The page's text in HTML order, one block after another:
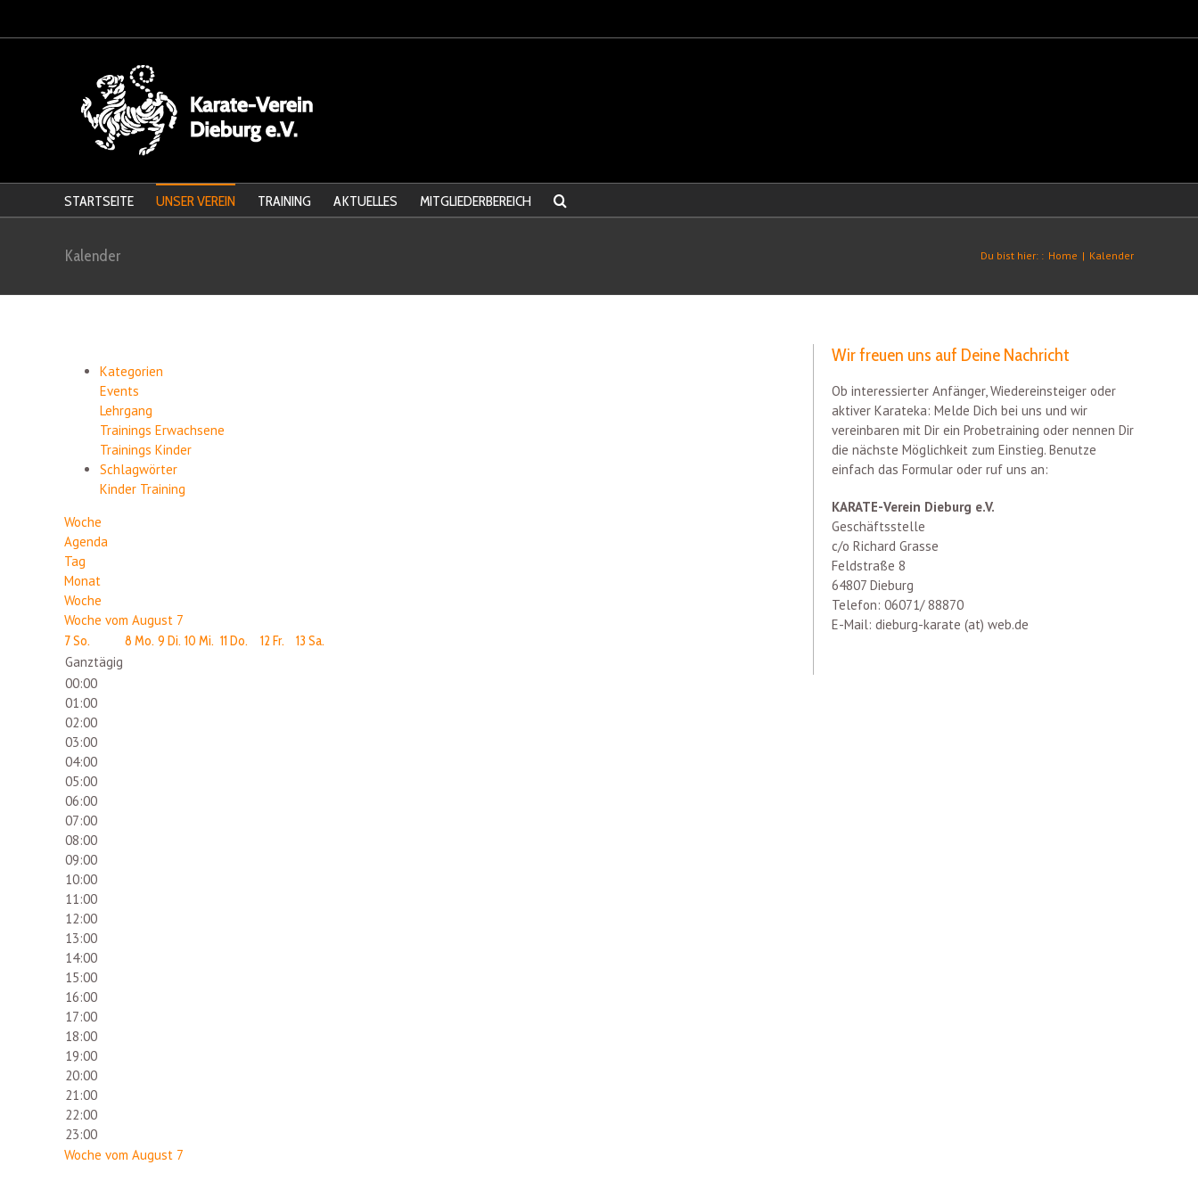
STARTSEITE UNSER VEREIN TRAINING AKTUELLES MITGLIEDERBEREICH
Kalender Du bist hier: : Home | Kalender
Kategorien
Events
Lehrgang
Trainings Erwachsene
Trainings Kinder
Schlagwörter
Kinder Training
Woche
Agenda
Tag
Monat
Woche
Woche vom August 7
7So. 8 Mo. 9 Di. 10 Mi. 11 Do. 12 Fr. 13 Sa.
Ganztägig
00:00
01:00
02:00
03:00
04:00
05:00
06:00
07:00
08:00
09:00
10:00
11:00
12:00
13:00
14:00
15:00
16:00
17:00
18:00
19:00
20:00
21:00
22:00
23:00
Woche vom August 7
Wir freuen uns auf Deine Nachricht
Ob interessierter Anfänger, Wiedereinsteiger oder
aktiver Karateka: Melde Dich bei uns und wir
vereinbaren mit Dir ein Probetraining oder nennen Dir
die nächste Möglichkeit zum Einstieg. Benutze
einfach das Formular oder ruf uns an:
KARATE-Verein Dieburg e.V.
Geschäftsstelle
c/o Richard Grasse
Feldstraße 8
64807 Dieburg
Telefon: 06071/ 88870
E-Mail: dieburg-karate (at) web.de